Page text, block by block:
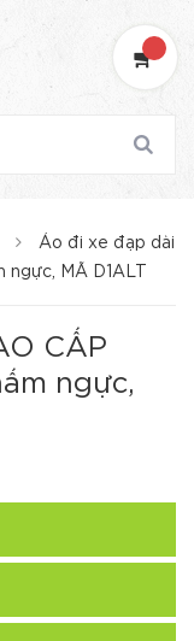
Áo đi xe đạp dài
MÃ D1ALT
CẤP
ngực,